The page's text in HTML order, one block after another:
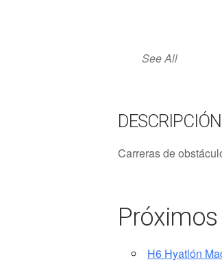
See All
DESCRIPCIÓN
Carreras de
H6 Hyatlón